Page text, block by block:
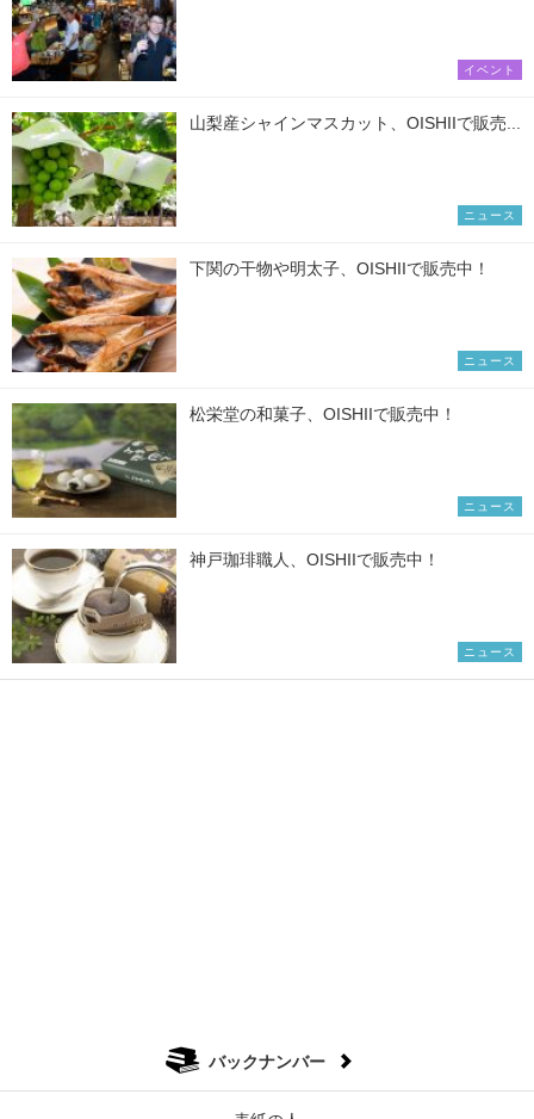
イベント
山梨産シャインマスカット、OISHIIで販売...
ニュース
下関の干物や明太子、OISHIIで販売中！
ニュース
松栄堂の和菓子、OISHIIで販売中！
ニュース
神戸珈琲職人、OISHIIで販売中！
ニュース
バックナンバー